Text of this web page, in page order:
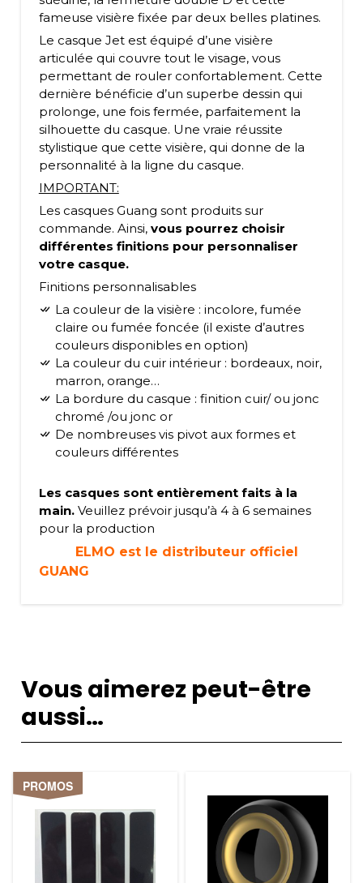
fameuse visière fixée par deux belles platines.
Le casque Jet est équipé d’une visière
articulée qui couvre tout le visage, vous
permettant de rouler confortablement. Cette
dernière bénéficie d’un superbe dessin qui
prolonge, une fois fermée, parfaitement la
silhouette du casque. Une vraie réussite
stylistique que cette visière, qui donne de la
personnalité à la ligne du casque.
IMPORTANT:
Les casques Guang sont produits sur
commande. Ainsi, vous pourrez choisir
différentes finitions pour personnaliser
votre casque.
Finitions personnalisables
la couleur de la visière : incolore, fumée
claire ou fumée foncée (il existe d’autres
couleurs disponibles en option)
la couleur du cuir intérieur : bordeaux, noir,
marron, orange…
la bordure du casque : finition cuir/ ou jonc
chromé /ou jonc or
de nombreuses vis pivot aux formes et
couleurs différentes
Les casques sont entièrement faits à la
main.Veuillez prévoir jusqu’à 4 à 6 semaines
pour la production
ELMO est le distributeur officiel
GUANG
Vous aimerez peut-être
aussi…
PROMOS